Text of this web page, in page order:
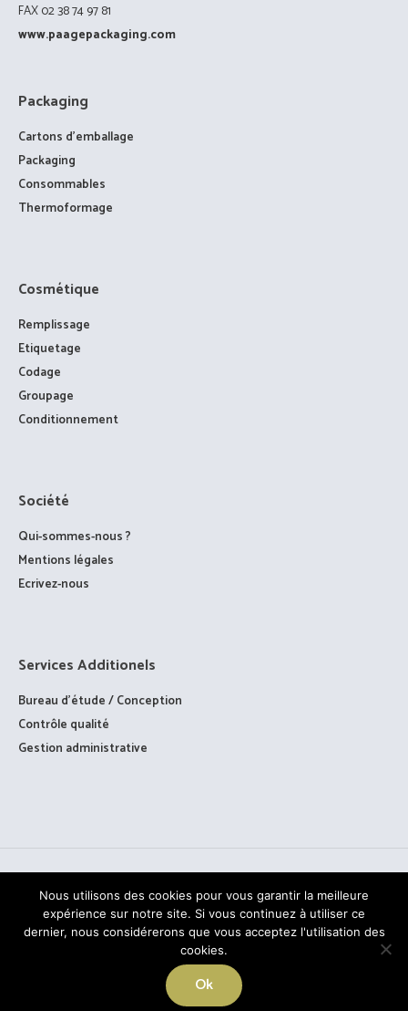
FAX 02 38 74 97 81
www.paagepackaging.com
Packaging
Cartons d’emballage
Packaging
Consommables
Thermoformage
Cosmétique
Remplissage
Etiquetage
Codage
Groupage
Conditionnement
Société
Qui-sommes-nous ?
Mentions légales
Ecrivez-nous
Services Additionels
Bureau d’étude / Conception
Contrôle qualité
Gestion administrative
TOUS DROITS RÉSERVÉS © PAAGE - 2020
Nous utilisons des cookies pour vous garantir la meilleure
expérience sur notre site. Si vous continuez à utiliser ce
dernier, nous considérerons que vous acceptez l'utilisation des
cookies.
Ok